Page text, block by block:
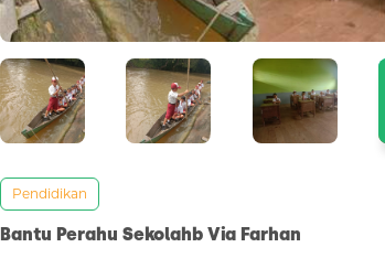
Pendidikan
Bantu Perahu Sekolahb Via Farhan